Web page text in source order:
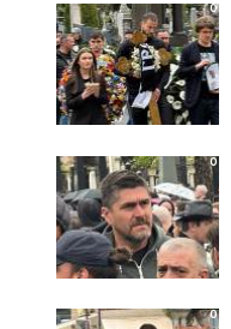
0
0
0